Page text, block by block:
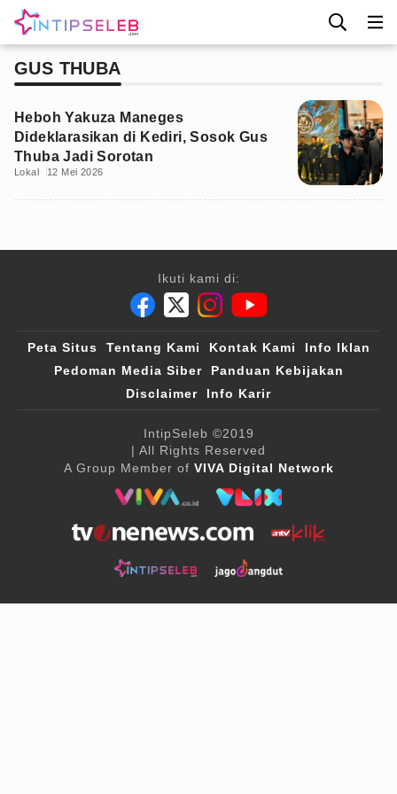
GUS THUBA
Heboh Yakuza Maneges
Dideklarasikan di Kediri, Sosok Gus
Thuba Jadi Sorotan
Lokal 12 Mei 2026
Ikuti kami di:
Peta Situs Tentang Kami Kontak Kami
Info Iklan
Pedoman Media Siber
Panduan Kebijakan
Disclaimer
Info Karir
IntipSeleb ©2019
| All Rights Reserved
A Group Member of VIVA Digital Network